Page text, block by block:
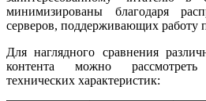
минимизированы благодаря
серверов, поддерживающих работу
Для наглядного сравнения
контента можно
технических характеристик: